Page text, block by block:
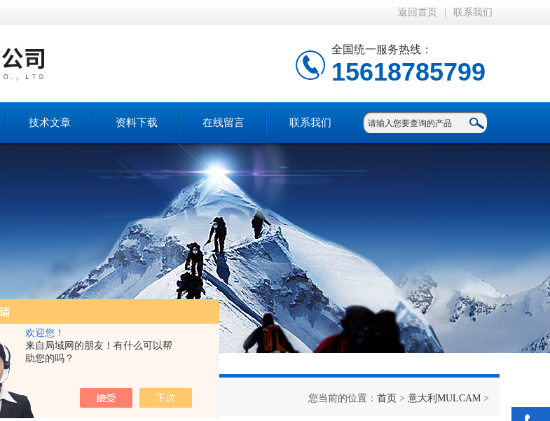
欢迎您！
来自局域网的朋友！有什么可以帮
助您的吗？
返回首页 联系我们
全国统一服务热线：
15618785799
技术文章 资料下载 在线留言 联系我们
您当前的位置： 首页 > 意大利MULCAM >